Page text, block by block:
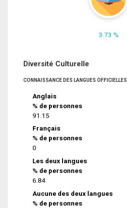
3.73 %
Diversité Culturelle
CONNAISSANCE DES LANGUES OFFICIELLES
Anglais
% de personnes
91.15
Français
% de personnes
0
Les deux langues
% de personnes
6.84
Aucune des deux langues
% de personnes